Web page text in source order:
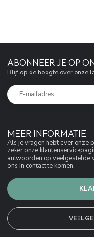
MEER INFORMATIE
Als je vragen hebt over onze
zeker onze
antwoorden op veelgestelde
ons in contact te komen.
ABONNEER JE OP
Blijf op de hoogte over onze